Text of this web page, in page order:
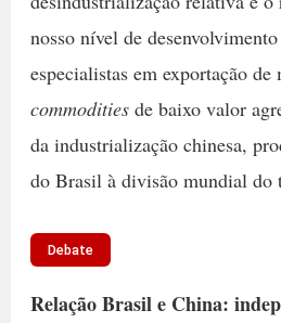
nosso nível de
especialistas em exportação
commoditiesde baixo valor
da industrialização chinesa,
do Brasil à divisão mundial do
Debate
Relação Brasil e China: